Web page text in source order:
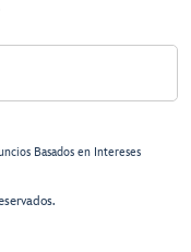
Basados en Intereses